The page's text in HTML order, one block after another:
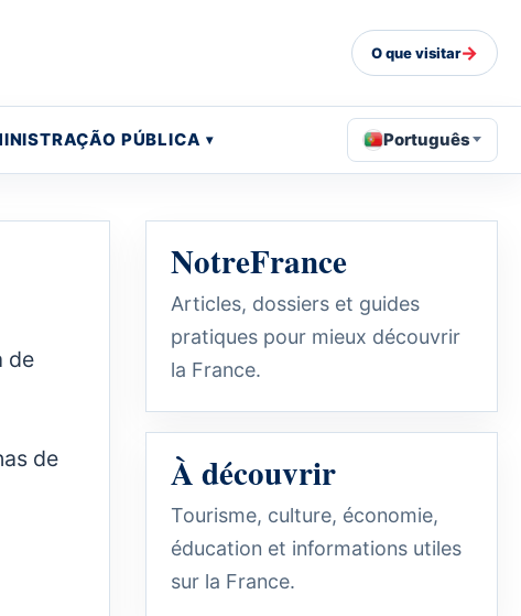
O que visitar→
PÚBLICA Português
de
de
NotreFrance
Articles, dossiers et guides
pratiques pour mieux découvrir
la France.
À découvrir
Tourisme, culture, économie,
éducation et informations utiles
sur la France.